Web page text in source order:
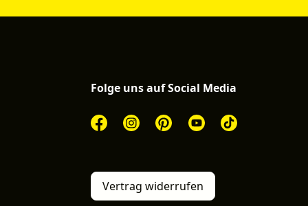
Folge uns auf Social Media
Vertrag widerrufen